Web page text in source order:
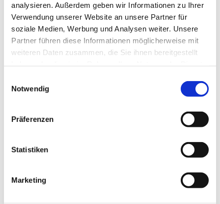
analysieren. Außerdem geben wir Informationen zu Ihrer
Verwendung unserer Website an unsere Partner für
soziale Medien, Werbung und Analysen weiter. Unsere
Partner führen diese Informationen möglicherweise mit
weiteren Daten zusammen, die Sie ihnen bereitgestellt
Notwendig
Präferenzen
Statistiken
Marketing